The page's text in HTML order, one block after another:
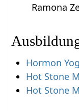
Ramona
Hormon
Hot Stone
Hot Stone